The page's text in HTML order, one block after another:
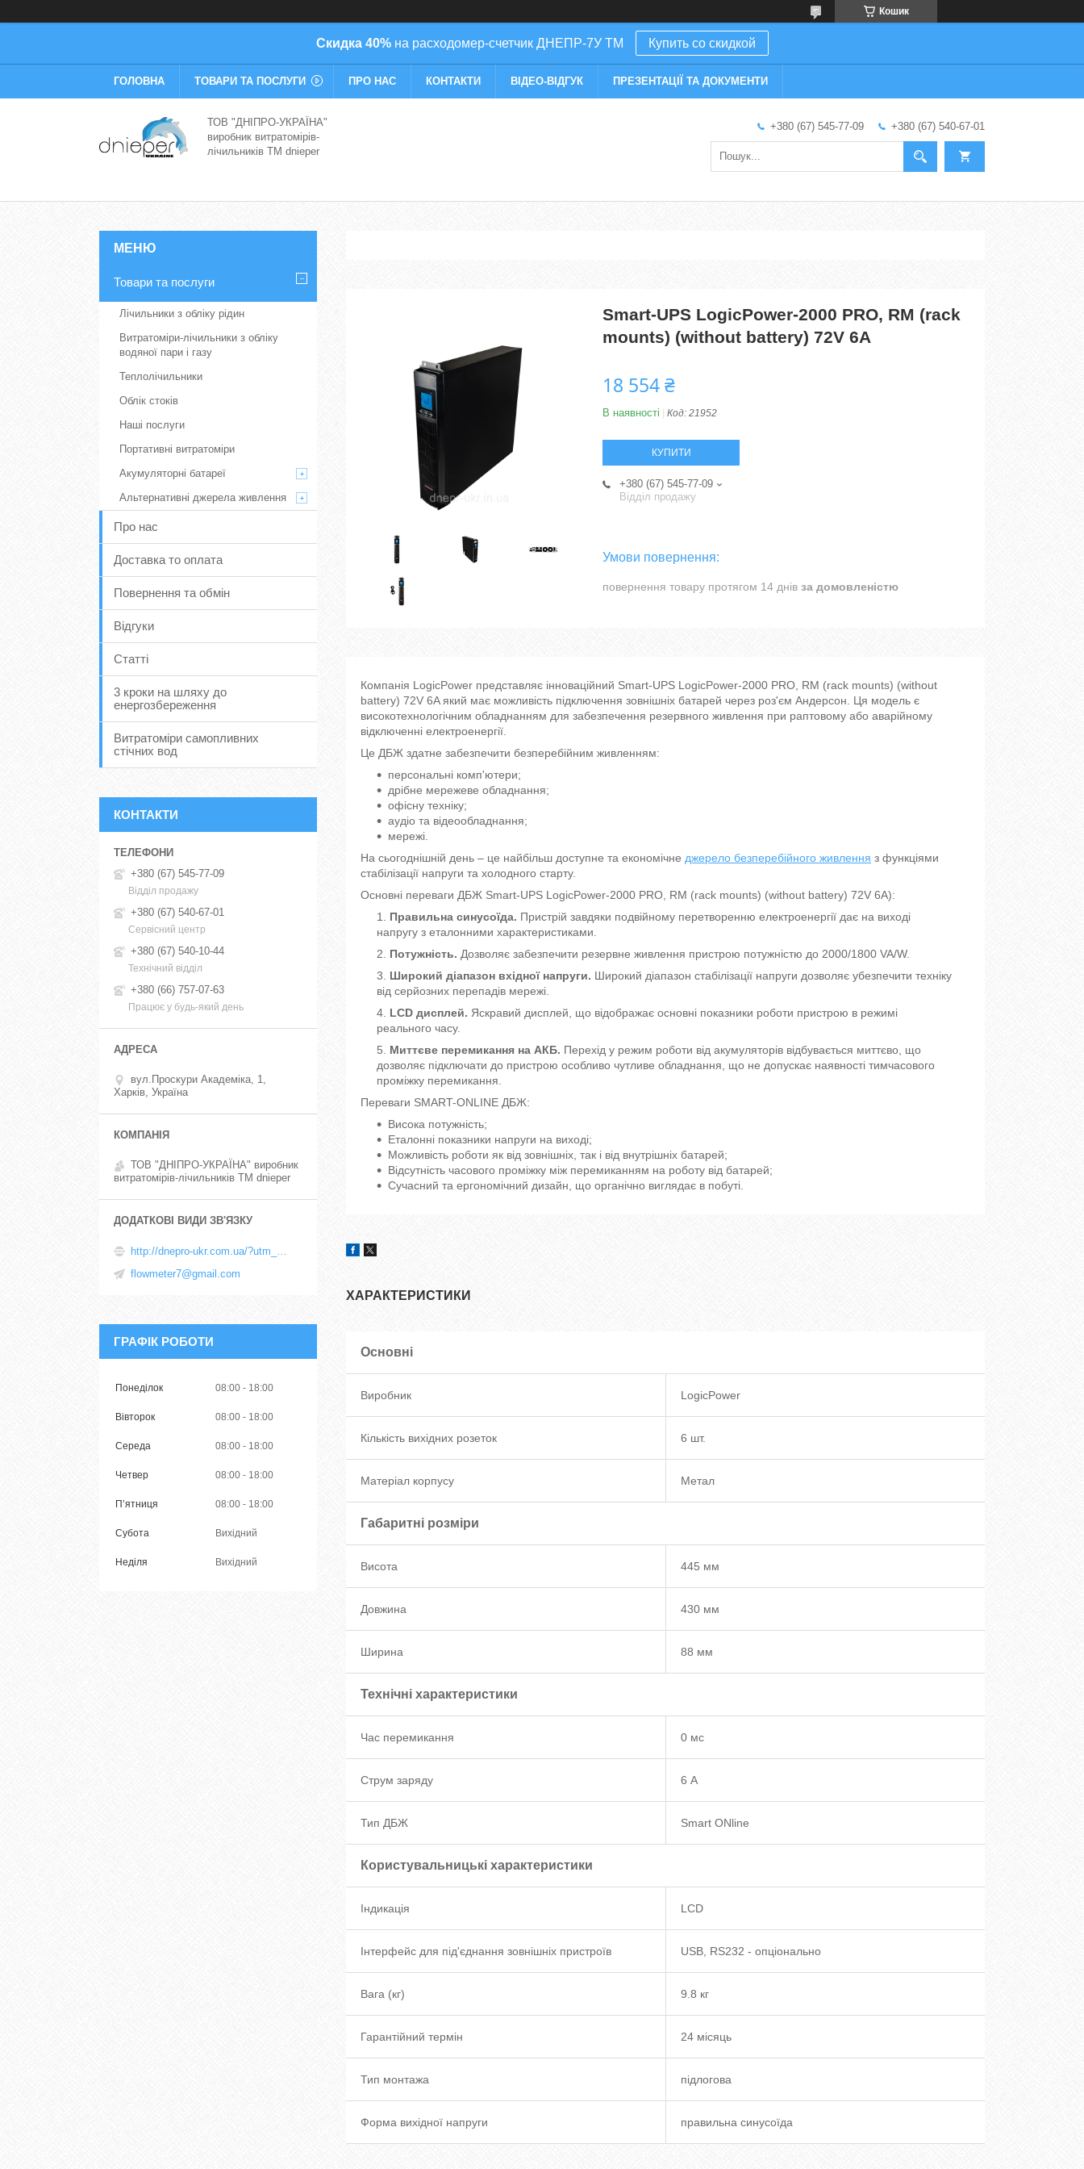
Кошик
Скидка 40%на расходомер-счетчик ДНЕПР-7У ТМ Купить со скидкой
ГОЛОВНА ТОВАРИ ТА ПОСЛУГИ ПРО НАС КОНТАКТИ ВІДЕО-ВІДГУК ПРЕЗЕНТАЦІЇ ТА ДОКУМЕНТИ
ТОВ "ДНІПРО-УКРАЇНА"
виробник витратомірів-
лічильників TM dnieper
+380 (67) 545-77-09 +380 (67) 540-67-01
Smart-UPS LogicPower-2000 PRO, RM (rack
mounts) (without battery) 72V 6A
18 554 ₴
В наявності Код: 21952
КУПИТИ
+380 (67) 545-77-09
Відділ продажу
повернення товару протягом 14 днів за домовленістю
Компанія LogicPower представляє інноваційний Smart-UPS LogicPower-2000 PRO, RM (rack mounts) (without
battery) 72V 6A який має можливість підключення зовнішніх батарей через роз'єм Андерсон. Ця модель є
високотехнологічним обладнанням для забезпечення резервного живлення при раптовому або аварійному
відключенні електроенергії.
Це ДБЖ здатне забезпечити безперебійним живленням:
персональні комп'ютери;
дрібне мережеве обладнання;
офісну техніку;
аудіо та відеообладнання;
мережі.
На сьогоднішній день – це найбільш доступне та економічне джерело безперебійного живлення з функціями
стабілізації напруги та холодного старту.
Основні переваги ДБЖ Smart-UPS LogicPower-2000 PRO, RM (rack mounts) (without battery) 72V 6A):
Правильна синусоїда. Пристрій завдяки подвійному перетворенню електроенергії дає на виході
напругу з еталонними характеристиками.
Потужність. Дозволяє забезпечити резервне живлення пристрою потужністю до 2000/1800 VA/W.
Широкий діапазон вхідної напруги. Широкий діапазон стабілізації напруги дозволяє убезпечити техніку
від серйозних перепадів мережі.
LCD дисплей. Яскравий дисплей, що відображає основні показники роботи пристрою в режимі
реального часу.
Миттєве перемикання на АКБ. Перехід у режим роботи від акумуляторів відбувається миттєво, що
дозволяє підключати до пристрою особливо чутливе обладнання, що не допускає наявності тимчасового
проміжку перемикання.
Переваги SMART-ONLINE ДБЖ:
Висока потужність;
Еталонні показники напруги на виході;
Можливість роботи як від зовнішніх, так і від внутрішніх батарей;
Відсутність часового проміжку між перемиканням на роботу від батарей;
Сучасний та ергономічний дизайн, що органічно виглядає в побуті.
ХАРАКТЕРИСТИКИ
Основні
Виробник LogicPower
Кількість вихідних розеток 6 шт.
Матеріал корпусу Метал
Габаритні розміри
Висота 445 мм
Довжина 430 мм
Ширина 88 мм
Технічні характеристики
Час перемикання 0 мс
Струм заряду 6 А
Тип ДБЖ Smart ONline
Користувальницькі характеристики
Індикація LCD
Інтерфейс для під'єднання зовнішніх пристроїв USB, RS232 - опціонально
Вага (кг) 9.8 кг
Гарантійний термін 24 місяць
Тип монтажа підлогова
Форма вихідної напруги правильна синусоїда
Товари та послуги
Лічильники з обліку рідин
Витратоміри-лічильники з обліку
водяної пари і газу
Теплолічильники
Облік стоків
Наші послуги
Портативні витратоміри
Акумуляторні батареї
Альтернативні джерела живлення
Про нас
Доставка то оплата
Повернення та обмін
Відгуки
Статті
3 кроки на шляху до
енергозбереження
Витратоміри самопливних
стічних вод
КОНТАКТИ
+380 (67) 545-77-09
Відділ продажу
+380 (67) 540-67-01
Сервісний центр
+380 (67) 540-10-44
Технічний відділ
+380 (66) 757-07-63
Працює у будь-який день
вул.Проскури Академіка, 1,
Харків, Україна
ТОВ "ДНІПРО-УКРАЇНА" виробник
витратомірів-лічильників TM dnieper
flowmeter7@gmail.com
ГРАФІК РОБОТИ
Понеділок 08:00 18:00
Вівторок 08:00 18:00
Середа 08:00 18:00
Четвер 08:00 18:00
Пʼятниця 08:00 18:00
Субота Вихідний
Неділя Вихідний